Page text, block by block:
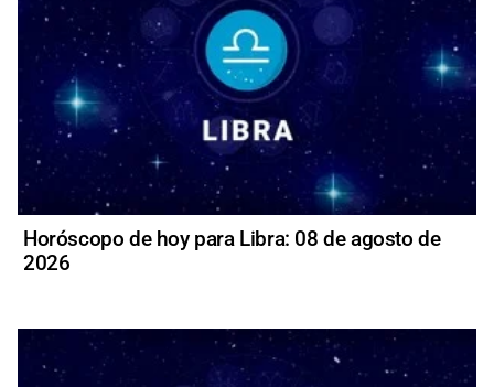
Horóscopo de hoy para Libra: 08 de agosto de
2026